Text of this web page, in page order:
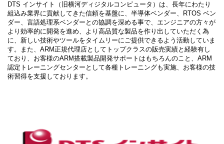
DTS インサイト（旧横河ディジタルコンピュータ）は、長年にわたり
組込み業界に貢献してきた信頼を基盤に、半導体ベンダー、RTOS ベン
ダー、言語処理系ベンダーとの協調を深める事で、エンジニアの方々が
より効率的に開発を進め、より高品質な製品を作り出していただく為
に、新しい技術やツールをタイムリーにご提供できるよう活動していま
す。また、ARM正規代理店としてトップクラスの販売実績と経験有し
ており、お客様のARM搭載製品開発サポートはもちろんのこと、ARM
認定トレーニングセンターとして各種トレーニングも実施、お客様の技
術習得を支援しております。